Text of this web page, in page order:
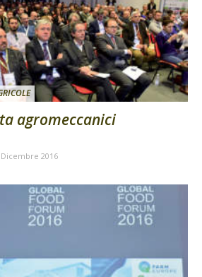
agromeccanici
Dicembre 2016